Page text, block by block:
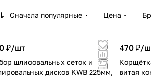
Сначала популярные Цена
₽/шт
шлифовальных сеток и
дисков KWB 225мм,
470 ₽/
витая